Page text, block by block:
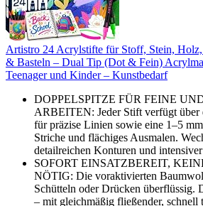
Artistro 24 Acrylstifte für Stoff, Stein,
& Basteln – Dual Tip (Dot & Fein)
Teenager und Kinder – Kunstbedarf
DOPPELSPITZE FÜR FEINE
ARBEITEN: Jeder Stift verfügt über
für präzise Linien sowie eine 1–5
Striche und flächiges Ausmalen.
detailreichen Konturen und
SOFORT EINSATZBEREIT,
NÖTIG: Die voraktivierten
Schütteln oder Drücken überflüssig.
– mit gleichmäßig fließender, schnell